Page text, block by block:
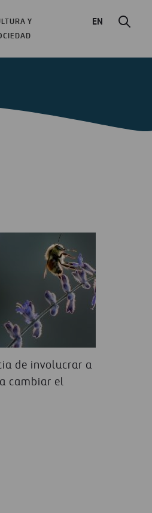
Y
EN
de involucrar a
cambiar el